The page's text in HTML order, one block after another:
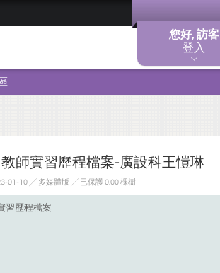
您好, 訪客
登入
師實習歷程檔案-廣設科王愷琳
01-10 ╱ 多媒體版 ╱ 已保護 0.00 棵樹
習歷程檔案